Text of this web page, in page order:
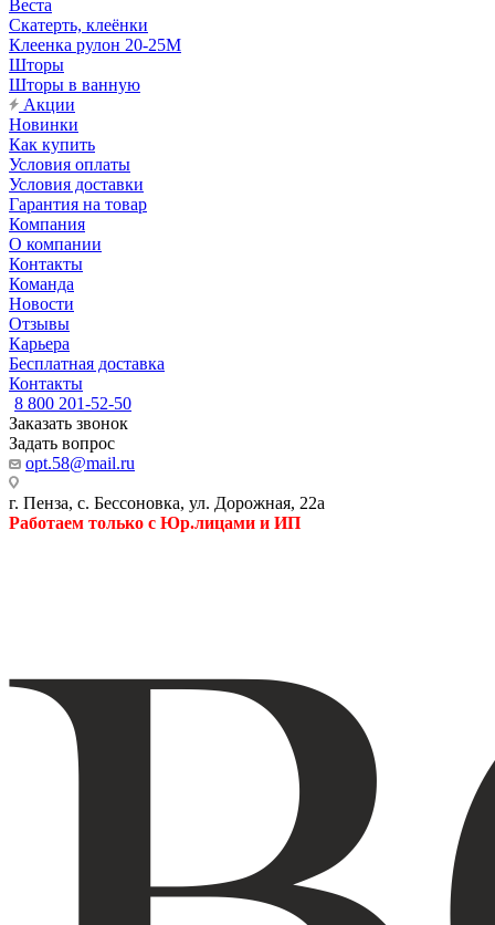
Веста
Скатерть, клеёнки
Клеенка рулон 20-25М
Шторы
Шторы в ванную
Акции
Новинки
Как купить
Условия оплаты
Условия доставки
Гарантия на товар
Компания
О компании
Контакты
Команда
Новости
Отзывы
Карьера
Бесплатная доставка
Контакты
8 800 201-52-50
Заказать звонок
Задать вопрос
opt.58@mail.ru
г. Пенза, с. Бессоновка, ул. Дорожная, 22а
Работаем только с Юр.лицами и ИП